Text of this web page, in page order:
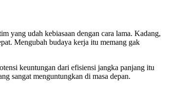
yang udah kebiasaan dengan cara lama. Kadang,
Mengubah budaya kerja itu memang gak
keuntungan dari efisiensi jangka panjang itu
sangat menguntungkan di masa depan.